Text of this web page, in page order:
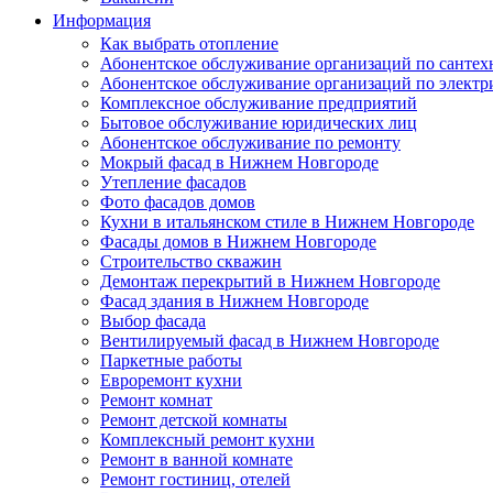
Информация
Как выбрать отопление
Абонентское обслуживание организаций по
Абонентское обслуживание организаций по
Комплексное обслуживание предприятий
Бытовое обслуживание юридических лиц
Абонентское обслуживание по ремонту
Мокрый фасад в Нижнем Новгороде
Утепление фасадов
Фото фасадов домов
Кухни в итальянском стиле в Нижнем Новгороде
Фасады домов в Нижнем Новгороде
Строительство скважин
Демонтаж перекрытий в Нижнем Новгороде
Фасад здания в Нижнем Новгороде
Выбор фасада
Вентилируемый фасад в Нижнем Новгороде
Паркетные работы
Евроремонт кухни
Ремонт комнат
Ремонт детской комнаты
Комплексный ремонт кухни
Ремонт в ванной комнате
Ремонт гостиниц, отелей